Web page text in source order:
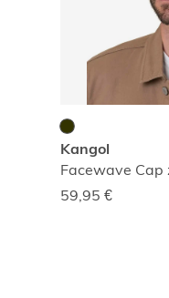
Kangol
Facewave Cap
59,95 €